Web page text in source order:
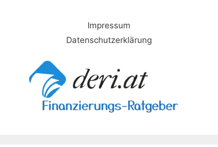
Impressum
Datenschutzerklärung